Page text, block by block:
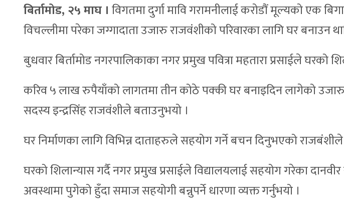
बिर्तामोड, २५ माघ । विगतमा दुर्गा मावि गरामनीलाई करोडौं मूल्यको एक
विचल्लीमा परेका जग्गादाता उजारु राजवंशीको परिवारका लागि घर बनाउन
बुधवार बिर्तामोड नगरपालिकाका नगर प्रमुख पवित्रा महतारा प्रसाईले घरको
करिव ५ लाख रुपैयाँको लागतमा तीन कोठे पक्की घर बनाइदिन लागेको
सदस्य इन्द्रसिंह राजवंशीले बताउनुभयो ।
घर निर्माणका लागि विभिन्न दाताहरुले सहयोग गर्ने बचन दिनुभएको
घरको शिलान्यास गर्दै नगर प्रमुख प्रसाईले विद्यालयलाई सहयोग गरेका
अवस्थामा पुगेको हुँदा समाज सहयोगी बन्नुपर्ने धारणा व्यक्त गर्नुभयो ।